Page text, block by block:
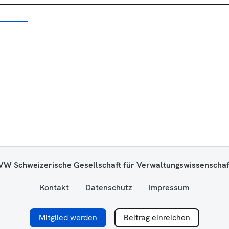
Schweizerische Gesellschaft für
Kontakt Datenschutz Impressum
Mitglied werden Beitrag einreichen